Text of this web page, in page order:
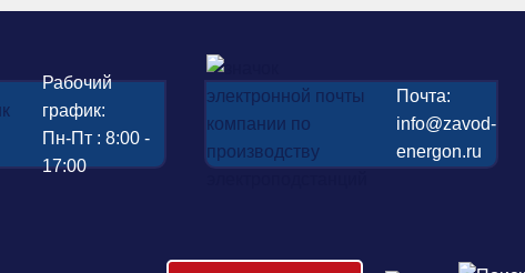
Рабочий
график:
Пн-Пт : 8:00 -
17:00
Почта:
info@zavod-
energon.ru